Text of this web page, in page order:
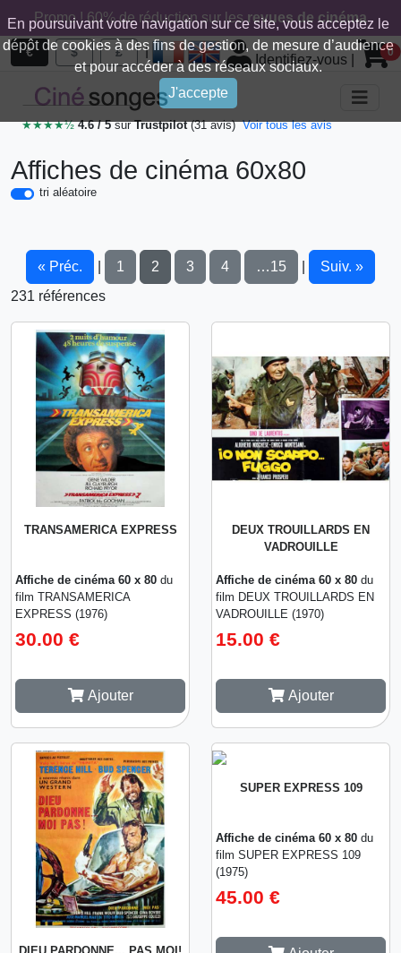
En poursuivant votre navigation sur ce site, vous acceptez le
dépôt de cookies à des fins de gestion, de mesure d’audience
et pour accéder à des réseaux sociaux.
J'accepte
Promo ! 60% de réduction sur lesrevues de cinéma
€ $ £ |
Identifiez-vous 0
★★★★½4.6 / 5surTrustpilot(31 avis) Voir tous les avis
Affiches de cinéma 60x80
tri aléatoire
« Préc. 1 2 3 4 …15
Suiv. »
231 références
TRANSAMERICA EXPRESS
Affiche de cinéma 60 x 80 du
film TRANSAMERICA
EXPRESS (1976)
30.00 €
Ajouter
DEUX TROUILLARDS EN
VADROUILLE
Affiche de cinéma 60 x 80 du
film DEUX TROUILLARDS EN
VADROUILLE (1970)
15.00 €
Ajouter
SUPER EXPRESS 109
Affiche de cinéma 60 x 80 du
film SUPER EXPRESS 109
(1975)
45.00 €